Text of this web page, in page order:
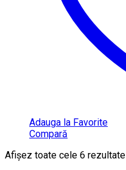
Adauga la Favorite
Compară
Afișez toate cele 6 rezultate